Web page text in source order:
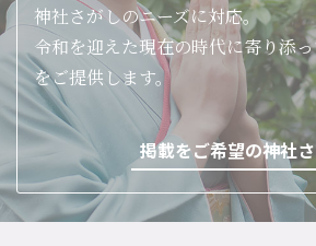
神社さがしのニーズに対応。
令和を迎えた現在の時代に寄り添
をご提供します。
掲載をご希望の神社